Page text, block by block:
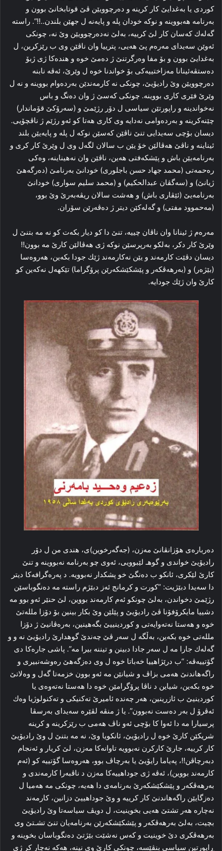
كوردى يا به‌غدایێ كار كرينه‌ و ده‌رچوويێن ڤێ قوتابخانێ بوون و
به‌رنامه‌ هه‌بووينه‌ و نوكه‌ خودان پله‌ و پايه‌نه‌ ل جهێن بلندن..!!”. راسته‌
گه‌له‌ك كه‌سان كار لێ كرييه‌، به‌لێ نه‌ده‌رچوويێن وێ نه، چونكى
ئه‌وێن سه‌يداى مه‌ره‌م پێ هه‌يى، پترييا وان ناڤێن وى ب رێزكرين، ل
به‌غدایێ بوون و بۆ مفا وه‌رگرتنێ ژ ده‌مێ خوە و هنده‌كا ژى ژبۆ
ده‌ستڤه‌ئينانا مه‌زاختييه‌كى بۆ خواندنا خوە ل وێرێ، ئه‌ڤه‌ نابنه‌
ده‌رچوويێن وێ راديۆيێ، چونكى نه‌ كارمه‌ندێن به‌رده‌وام بووينه‌ و نه‌ ل
وێرێ فێرى كارى بووينه‌. چونكى كه‌سێ ژ وان ده‌نگ و باس
نه‌خواندينه ‌و راپورتێن سياسى ل دۆر رژێمێ و (سه‌رۆكێ قۆماندار)
چێنه‌كرينه‌ و به‌رده‌وامى نه‌دايه‌ وى كارى هه‌تا كو ئه‌و رژێم ژ ناڤچۆيى.
ديسان بۆچى سه‌يدايى تنێ ناڤێن كه‌سێن نوكه‌ ل پله‌ و پايه‌يێن بلند
ئيناينه‌ و ناڤێ هه‌ڤالێن خۆ يێن ب سالان لگه‌ل وى ل وێرێ كار كرى و
به‌رنامه‌يێن باش و پێشكه‌فتى هه‌ين، ناڤێن وان نه‌هيناينه‌، وه‌كى
ره‌حمه‌تى (محمد جهاد حسن باجلورى) خودانێ به‌رنامێ (ده‌رگه‌هێ
ژيانێ) و (سه‌گڤان عبدالحكيم) و (محمد سليم سوارى) خودانێ
به‌رنامه‌يێ (ئێڤارى باش) و هه‌شت سالان ريڤه‌به‌رێ وێ بوو،
(مه‌حموود مفتى) و گه‌له‌كێن ديتر ژ ده‌ڤه‌رێن سۆران.
مه‌ره‌م ژ ئينانا وان ناڤان چييه‌، تنێ دا كو ديار بكه‌ت كو نه‌ مه‌ بتنێ ل
وێرێ كار دكر، به‌لكو به‌رپرسێن نوكه‌ ژى هه‌ڤالێن كارێ مه‌ بوون!!
ديسان دڤێت كارمه‌ند و يێن نه‌كارمه‌ند ژێك جودا بكه‌ين، هه‌روه‌سا
(بێژه‌ر) و (به‌رهه‌ڤكه‌ر و پێشكێشكه‌رێن پرۆگراما) تێكهه‌ل نه‌كه‌ين كو
كارێ وان ژێك جودايه‌.
ده‌رباره‌ى هۆزانڤانێ مه‌زن، (جه‌گه‌رخوين)ى، هندى من ل دۆر
راديۆيێ خواندى و گوهـ لێبوويى، ئه‌وى چو به‌رنامه‌ نه‌بووينه‌ و تنێ
كارێ لێكرى، ئانكو ب ده‌نگێ خو پشكدار نه‌بوويه‌. د په‌ره‌گرافه‌كا ديتر
دا سه‌يدا دبێژيت: “كورت و كرمانج ئه‌ز دبێژم راسته‌ مه‌ ده‌نگوباسێن
رژێمێ دخواندن، به‌لێ چونكو ئه‌م كارمه‌ند بووين، لێ حنێر ئه‌و بوو مه‌
دشييا مايكرۆفۆنا ڤێ راديۆيێ و پێلێن وێ بكار بينين بۆ دۆزا ملله‌تێ
خوە و هه‌ستا نه‌ته‌وايه‌تى و كوردينييێ بگه‌هينين، به‌ره‌ڤانيێ ژ دۆزا
ملله‌تى خوە بكه‌ين، به‌ڵگه‌ ل سه‌ر ڤێ چه‌ندێ گوهدارێ راديۆيێ نه‌ و و
گه‌له‌ك جارا مه‌ ل سه‌ر جادا دبينن و تيننه‌ بيرا مه”. پاشى جاره‌كا دى
گۆتييه‌ڤه‌: “ب درێژاهييا خه‌باتا خوە ل وى ده‌زگه‌هێ ره‌وشه‌نبيرى و
راگه‌هاندنێ هه‌مى بزاڤ و شيانێن مه‌ ئه‌و بوون خزمه‌تا گه‌ل و وه‌لاتێ
خوە بكه‌ين، شياين د ناڤا پرۆگرامێن خوە دا هه‌ستا نه‌ته‌وه‌ى يا
كوردينيێ ب ئازرينين، هه‌ر چه‌نده‌ ئاميرێ ته‌كنيكى و ته‌كنولوژيا وه‌ك
ئه‌ڤرۆ ل به‌ر ده‌ست نه‌بوون”. يا ژ منڤه‌ لڤێره‌ سه‌يداى به‌رسڤا
پرسيارا مه‌ دا ئه‌وا كا بۆچى ئه‌و ناڤ هه‌مى ب رێزكرينه‌ و كرينه‌
شريكێن كارێ خوە ل راديۆيێ، ئانكويا وێ، نه‌ مه‌ بتنێ ل وێ راديۆيێ
كار كرييه‌، جارێ كاركرن نه‌بوويه‌ تاوانه‌كا مه‌زن، لێ كريار و ئه‌نجام
دبه‌رچاڤن!!، په‌ياما رايۆيێ يا به‌رچاڤ بوو، هه‌روه‌سا گۆتييه‌ كو (ئه‌م
كارمه‌ند بووين)، ئه‌ڤه‌ ژى جوداهييه‌كا مه‌زن د ناڤبه‌را كارمه‌ندى و
به‌رهه‌ڤكه‌ر و پێشكێشكه‌رێ به‌رنامه‌ى دا هه‌يه‌، چونكى مه‌ هه‌ميا ل
ده‌زگايێن راگه‌هاندنێ كار كرييه‌ و وێ جوداهييێ دزانين، كارمه‌ند
نه‌چاره‌ هه‌ر تشتێ هه‌يى بخوينيت، ل دويڤ سياسه‌تا وێ راديۆيێ
بچيت، به‌لێ به‌رهه‌ڤكه‌ر و پێشكێشكه‌رێن به‌رنامه‌يان تنێ تشـتێ وى
به‌رهه‌ڤكرى دێ خوينيت و كه‌س نه‌شێت بێژتێ ده‌نگوباسان بخوينه و
ڕاپورتين سياسى بنڤێسه‌، چونكى كارێ وى نينه‌‌، هه‌كه‌ نه‌چار كر ژى